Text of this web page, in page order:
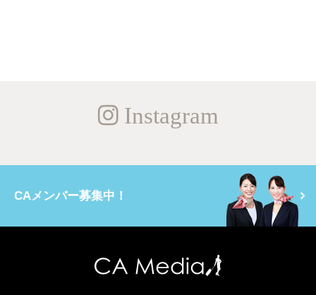
Instagram
CAメンバー募集中！